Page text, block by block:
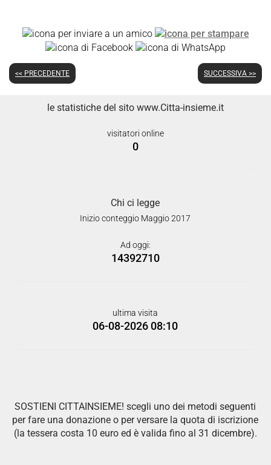
<< PRECEDENTE SUCCESSIVA >>
le statistiche del sito www.Citta-insieme.it
visitatori online
0
Chi ci legge
Inizio conteggio Maggio 2017
Ad oggi:
14392710
ultima visita
06-08-2026 08:10
SOSTIENI CITTAINSIEME! scegli uno dei metodi seguenti
per fare una donazione o per versare la quota di iscrizione
(la tessera costa 10 euro ed è valida fino al 31 dicembre).